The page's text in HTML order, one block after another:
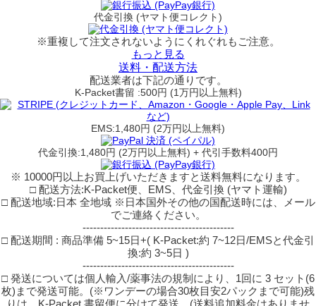
代金引換 (ヤマト便コレクト)
※重複して注文されないようにくれぐれもご注意。
もっと見る
送料・配送方法
配送業者は下記の通りです。
K-Packet書留 :500円 (1万円以上無料)
EMS:1,480円 (2万円以上無料)
代金引換:1,480円 (2万円以上無料) + 代引手数料400円
※ 10000円以上お買上げいただきますと送料無料になります。
□ 配送方法:K-Packet便、EMS、代金引換 (ヤマト運輸)
□ 配送地域:日本 全地域 ※日本国外その他の国配送時には、メール
でご連絡ください。
-------------------------------------------
□ 配送期間 : 商品準備 5~15日+( K-Packet:約 7~12日/EMSと代金引
換:約 3~5日 )
-------------------------------------------
□ 発送については個人輸入/薬事法の規制により、1回に 3 セット(6
枚)まで発送可能。(※ワンデーの場合30枚目安2パックまで可能)残
りは、K-Packet 書留便に分けて発送。(送料追加料金はありませ